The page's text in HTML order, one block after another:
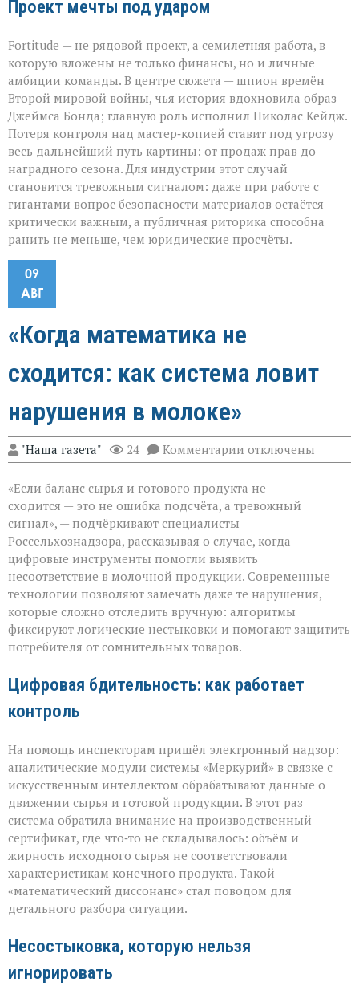
Проект мечты под ударом
Fortitude — не рядовой проект, а семилетняя работа, в
которую вложены не только финансы, но и личные
амбиции команды. В центре сюжета — шпион времён
Второй мировой войны, чья история вдохновила образ
Джеймса Бонда; главную роль исполнил Николас Кейдж.
Потеря контроля над мастер‑копией ставит под угрозу
весь дальнейший путь картины: от продаж прав до
наградного сезона. Для индустрии этот случай
становится тревожным сигналом: даже при работе с
гигантами вопрос безопасности материалов остаётся
критически важным, а публичная риторика способна
ранить не меньше, чем юридические просчёты.
09
АВГ
«Когда математика не
сходится: как система ловит
нарушения в молоке»
"Наша газета" 24 Комментарии к
записи
математика
не
система
ловит
нарушения
в
молоке»
отключены
«Если баланс сырья и готового продукта не
сходится — это не ошибка подсчёта, а тревожный
сигнал», — подчёркивают специалисты
Россельхознадзора, рассказывая о случае, когда
цифровые инструменты помогли выявить
несоответствие в молочной продукции. Современные
технологии позволяют замечать даже те нарушения,
которые сложно отследить вручную: алгоритмы
фиксируют логические нестыковки и помогают защитить
потребителя от сомнительных товаров.
Цифровая бдительность: как работает
контроль
На помощь инспекторам пришёл электронный надзор:
аналитические модули системы «Меркурий» в связке с
искусственным интеллектом обрабатывают данные о
движении сырья и готовой продукции. В этот раз
система обратила внимание на производственный
сертификат, где что‑то не складывалось: объём и
жирность исходного сырья не соответствовали
характеристикам конечного продукта. Такой
«математический диссонанс» стал поводом для
детального разбора ситуации.
Несостыковка, которую нельзя
игнорировать